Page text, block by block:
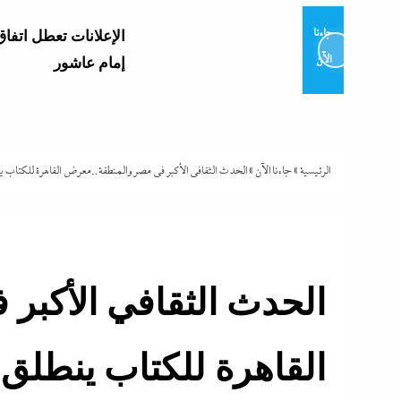
جاءنا
الآن
الإعلانات تعطل
إمام عاشور
عالمية..والأروع أنها...
الرئيسية»جاءنا الآن »الحدث الثقافي الأكبر في مصر والمنطقة..معرض القاهرة للكتاب ينطلق
الحدث الثقافي
القاهرة للكتاب ينطلق في ٢٤